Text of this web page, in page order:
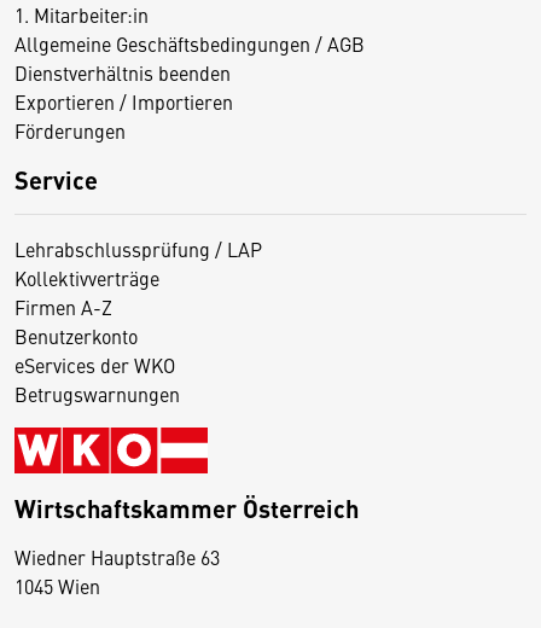
1. Mitarbeiter:in
Allgemeine Geschäftsbedingungen / AGB
Dienstverhältnis beenden
Exportieren / Importieren
Förderungen
Service
Lehrabschlussprüfung / LAP
Kollektivverträge
Firmen A-Z
Benutzerkonto
eServices der WKO
Betrugswarnungen
Wirtschaftskammer Österreich
Wiedner Hauptstraße 63
1045 Wien
D